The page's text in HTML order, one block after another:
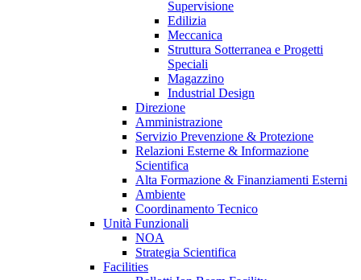
Supervisione
Edilizia
Meccanica
Struttura Sotterranea e Progetti
Speciali
Magazzino
Industrial Design
Direzione
Amministrazione
Servizio Prevenzione & Protezione
Relazioni Esterne & Informazione
Scientifica
Alta Formazione & Finanziamenti Esterni
Ambiente
Coordinamento Tecnico
Unità Funzionali
NOA
Strategia Scientifica
Facilities